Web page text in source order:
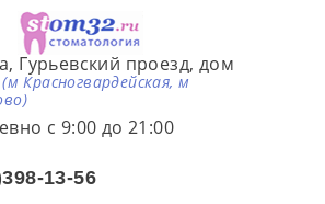
Гурьевский проезд, дом
(м Красногвардейская, м
с 9:00 до 21:00
13-56